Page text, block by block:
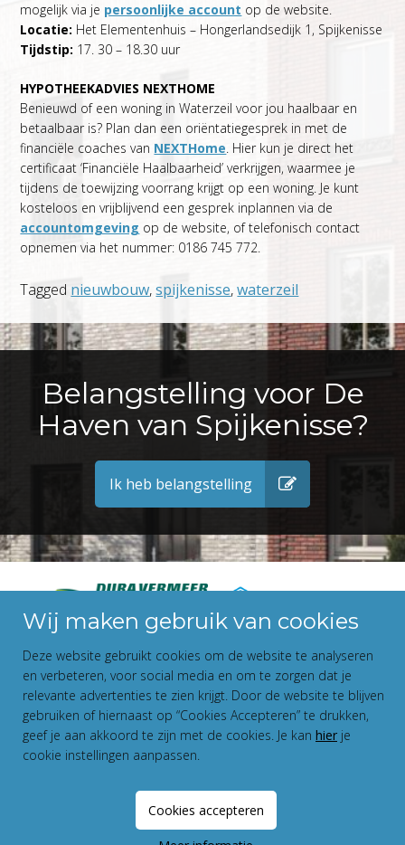
mogelijk via je persoonlijke account op de website.
Locatie: Het Elementenhuis – Hongerlandsedijk 1, Spijkenisse
Tijdstip: 17. 30 – 18.30 uur
HYPOTHEEKADVIES NEXTHOME
Benieuwd of een woning in Waterzeil voor jou haalbaar en
betaalbaar is? Plan dan een oriëntatiegesprek in met de
financiële coaches van NEXTHome. Hier kun je direct het
certificaat ‘Financiële Haalbaarheid’ verkrijgen, waarmee je
tijdens de toewijzing voorrang krijgt op een woning. Je kunt
kosteloos en vrijblijvend een gesprek inplannen via de
accountomgeving op de website, of telefonisch contact
opnemen via het nummer: 0186 745 772.
Tagged nieuwbouw,spijkenisse,waterzeil
Belangstelling voor De
Haven van Spijkenisse?
Ik heb belangstelling
Privacy Statement
Fundament All Media
Wij maken gebruik van cookies
Deze website gebruikt cookies om de website te analyseren
en verbeteren, voor social media en om te zorgen dat je
relevante advertenties te zien krijgt. Door de website te blijven
gebruiken of hiernaast op “Cookies Accepteren” te drukken,
geef je aan akkoord te zijn met de cookies. Je kan hier je
cookie instellingen aanpassen.
Cookies accepteren